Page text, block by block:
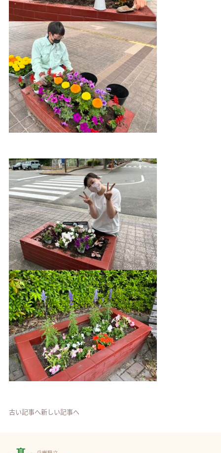
古い記事へ新しい記事へ